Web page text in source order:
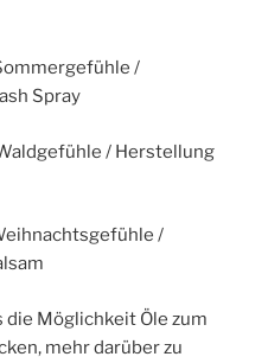
/
Spray
/ Herstellung
/
Möglichkeit Öle zum
mehr darüber zu